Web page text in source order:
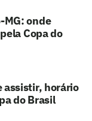
onde
Copa do
assistir, horário
do Brasil